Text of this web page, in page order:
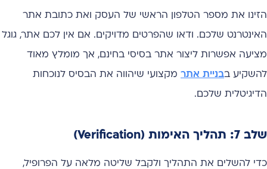
הזינו את מספר הטלפון הראשי של העסק ואת כתובת אתר
האינטרנט שלכם. ודאו שהפרטים מדויקים. אם אין לכם אתר, גוגל
מציעה אפשרות ליצור אתר בסיסי בחינם, אך מומלץ מאוד
להשקיע בבניית אתר מקצועי שיהווה את הבסיס לנוכחות
הדיגיטלית שלכם.
שלב 7: תהליך האימות (Verification)
כדי להשלים את התהליך ולקבל שליטה מלאה על הפרופיל,